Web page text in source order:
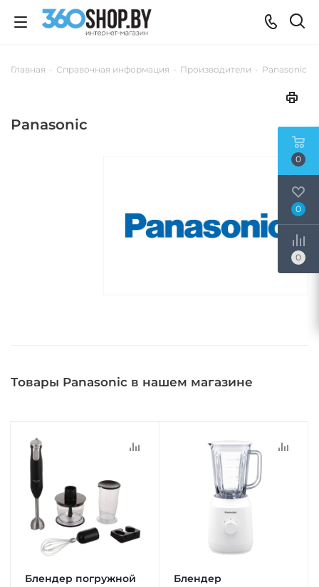
Главная - Справочная информация - Производители - Panasonic
Panasonic
Товары Panasonic в нашем магазине
Блендер погружной
Блендер
0
0
0